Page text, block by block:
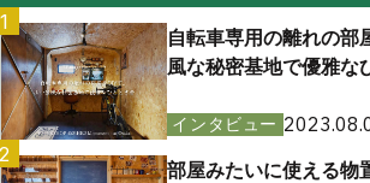
1
自転車専用の離れの部
風な秘密基地で優雅な
インタビュー
2
部屋みたいに使える物